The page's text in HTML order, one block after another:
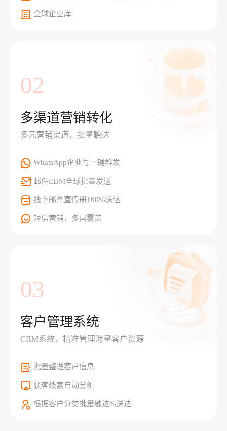
全球企业库
02
多渠道营销转化
多元营销渠道，批量触达
WhatsApp企业号一键群发
邮件EDM全球批量发送
线下邮寄宣传册100%送达
短信营销，多国覆盖
03
客户管理系统
CRM系统，精准管理海量客户资源
批量整理客户信息
获客线索自动分组
根据客户分类批量触达%送达